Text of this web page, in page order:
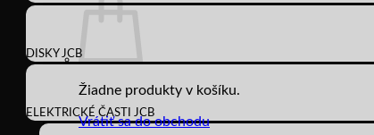
Žiadne produkty v košíku.
Vrátiť sa do obchodu
DISKY JCB
ELEKTRICKÉ ČASTI JCB